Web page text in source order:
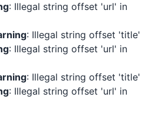
: Illegal string offset 'url' in
: Illegal string offset 'title'
: Illegal string offset 'url' in
: Illegal string offset 'title'
: Illegal string offset 'url' in